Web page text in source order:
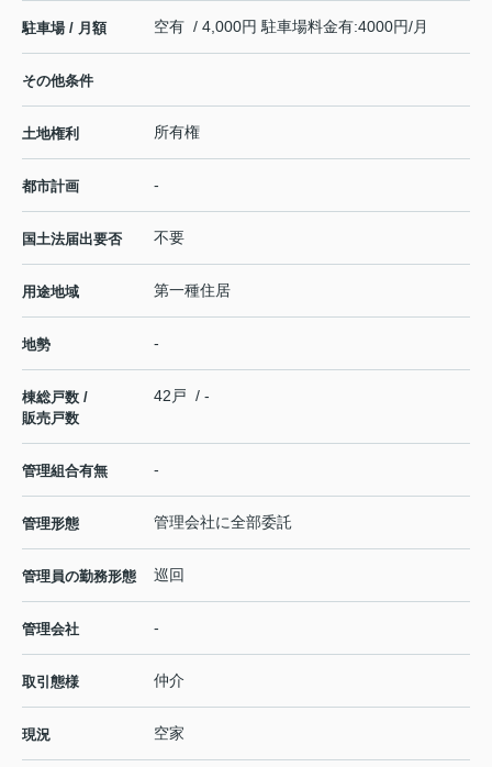
駐車場 / 月額 空有 / 4,000円 駐車場料金有:4000円/月
その他条件
土地権利 所有権
都市計画 -
国土法届出要否 不要
用途地域 第一種住居
地勢 -
棟総戸数 /
販売戸数
42戸 / -
管理組合有無 -
管理形態 管理会社に全部委託
管理員の勤務形態 巡回
管理会社 -
取引態様 仲介
現況 空家